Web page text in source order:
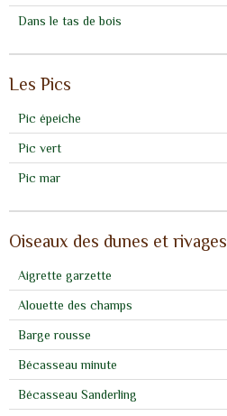
Dans le tas de bois
Les Pics
Pic épeiche
Pic vert
Pic mar
Oiseaux des dunes et rivages
Aigrette garzette
Alouette des champs
Barge rousse
Bécasseau minute
Bécasseau Sanderling